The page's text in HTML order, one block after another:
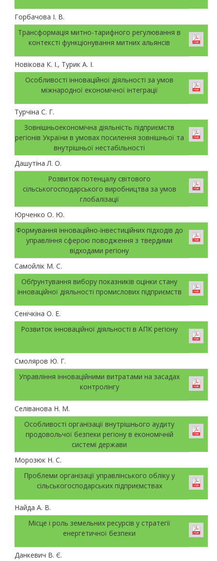
Горбачова І. В.
Трансформація митно-тарифного регулювання в
контексті функціонування митних альянсів
Новікова К. І., Турик А. І.
Особливості інноваційної діяльності за умов
міжнародної економічної інтеграції
Турчіна С. Г.
Зовнішньоекономічна діяльність підприємств
регіонів України в умовах посилення зовнішньої та
внутрішньої нестабільності
Дашутіна Л. О.
Розвиток потенцалу світового
сільськогосподарського виробництва за умов
глобалізації
Юрченко О. Ю.
Формування інноваційно-інвестиційних підходів до
управління сферою поводження з твердими
відходами регіону
Самойлік М. С.
Обґрунтування вибору показників оцінки стану
інноваційної діяльності промислових підприємств
Сенічкіна О. Е.
Розвиток інноваційної діяльності в АПК регіону
Смоляров Ю. Г.
Управління інноваційними витратами на засадах
контролінгу
Селіванова Н. М.
Особливості організації внутрішнього аудиту
продовольчої безпеки регіону в економічній
системі держави
Морозюк Н. С.
Проблеми організації управлінського обліку у
сільськогосподарських підприємствах
Найда А. В.
Місце і роль земельних ресурсів у стратегії
енергетичної безпеки
Данкевич В. Є.